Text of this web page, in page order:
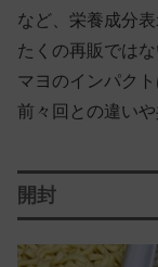
など、栄養成分
たくの再販では
マヨのインパク
前々回との違い
開封